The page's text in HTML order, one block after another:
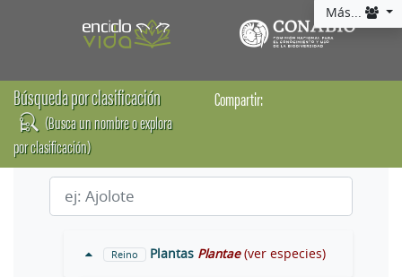
Más...
Búsqueda por clasificación
(Busca un nombre o explora
por clasificación)
Compartir:
Reino Plantas Plantae (ver especies)